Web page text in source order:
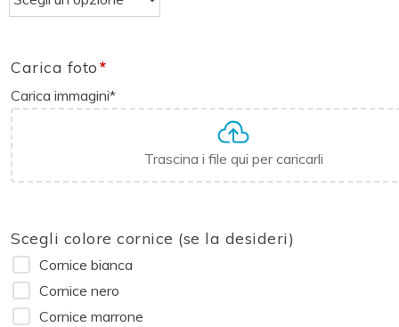
Carica foto*
Carica immagini*
Trascina i file qui per caricarli
Scegli colore cornice (se la desideri)
Cornice bianca
Cornice nero
Cornice marrone